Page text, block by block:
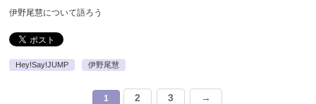
伊野尾慧について語ろう
Hey!Say!JUMP 伊野尾慧
1 2 3 →